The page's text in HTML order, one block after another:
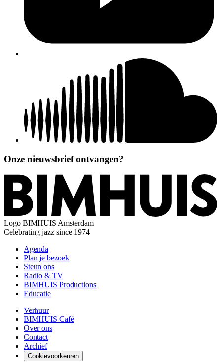
Onze nieuwsbrief ontvangen?
Logo BIMHUIS Amsterdam
Celebrating jazz since 1974
Agenda
Plan je bezoek
Steun ons
Radio & TV
BIMHUIS Productions
Educatie
Verhuur
BIMHUIS Café
Over ons
Contact
Archief
Cookievoorkeuren